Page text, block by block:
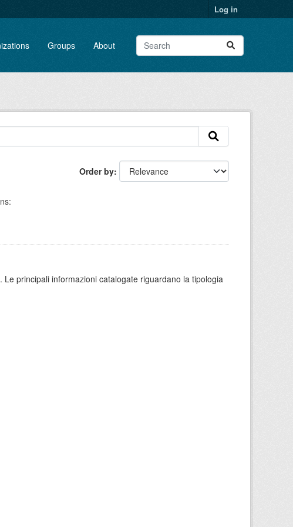
Log in
Groups About
Order by
principali informazioni catalogate riguardano la tipologia